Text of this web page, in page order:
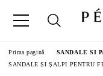
Prima pagină
SANDALE SI
SANDALE ȘI ȘALPI PENTRU